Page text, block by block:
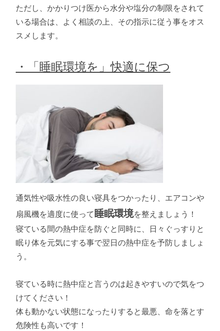
ただし、かかりつけ医から水分や塩分の制限をされて
いる場合は、よく相談の上、その指示に従う事をオス
スメします。
・「睡眠環境を」快適に保つ
通気性や吸水性の良い寝具をつかったり、エアコンや
扇風機を適度に使って睡眠環境を整えましょう！
寝ている間の熱中症を防ぐと同時に、日々ぐっすりと
眠り体を元気にする事で翌日の熱中症を予防しましょ
う。
寝ている時に熱中症と言うのは起きやすいので気をつ
けてください！
体も動かない状態になったりすると最悪、命を落とす
危険性も高いです！